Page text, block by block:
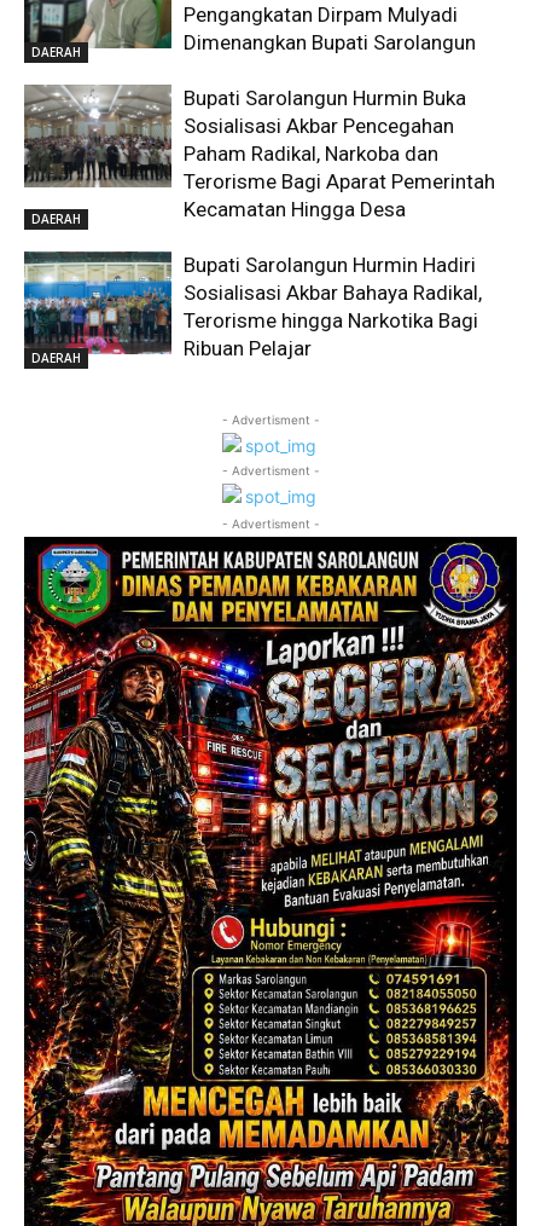
DAERAH
Pengangkatan Dirpam Mulyadi
Dimenangkan Bupati Sarolangun
DAERAH
Bupati Sarolangun Hurmin Buka
Sosialisasi Akbar Pencegahan
Paham Radikal, Narkoba dan
Terorisme Bagi Aparat Pemerintah
Kecamatan Hingga Desa
DAERAH
Bupati Sarolangun Hurmin Hadiri
Sosialisasi Akbar Bahaya Radikal,
Terorisme hingga Narkotika Bagi
Ribuan Pelajar
- Advertisment -
- Advertisment -
- Advertisment -